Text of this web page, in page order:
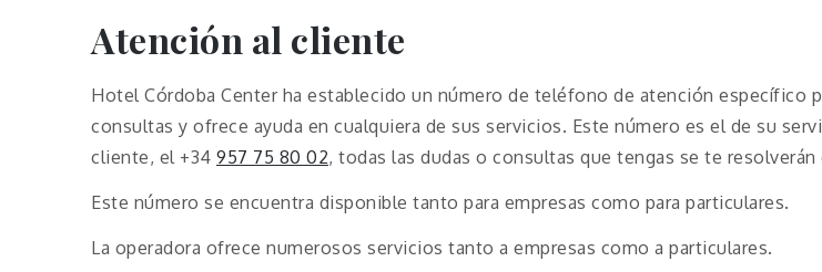
Atención al cliente
Hotel Córdoba Center ha establecido un número de teléfono de atención específico
consultas y ofrece ayuda en cualquiera de sus servicios. Este número es el de su
cliente, el +34 957 75 80 02, todas las dudas o consultas que tengas se te
Este número se encuentra disponible tanto para empresas como para particulares.
La operadora ofrece numerosos servicios tanto a empresas como a particulares.